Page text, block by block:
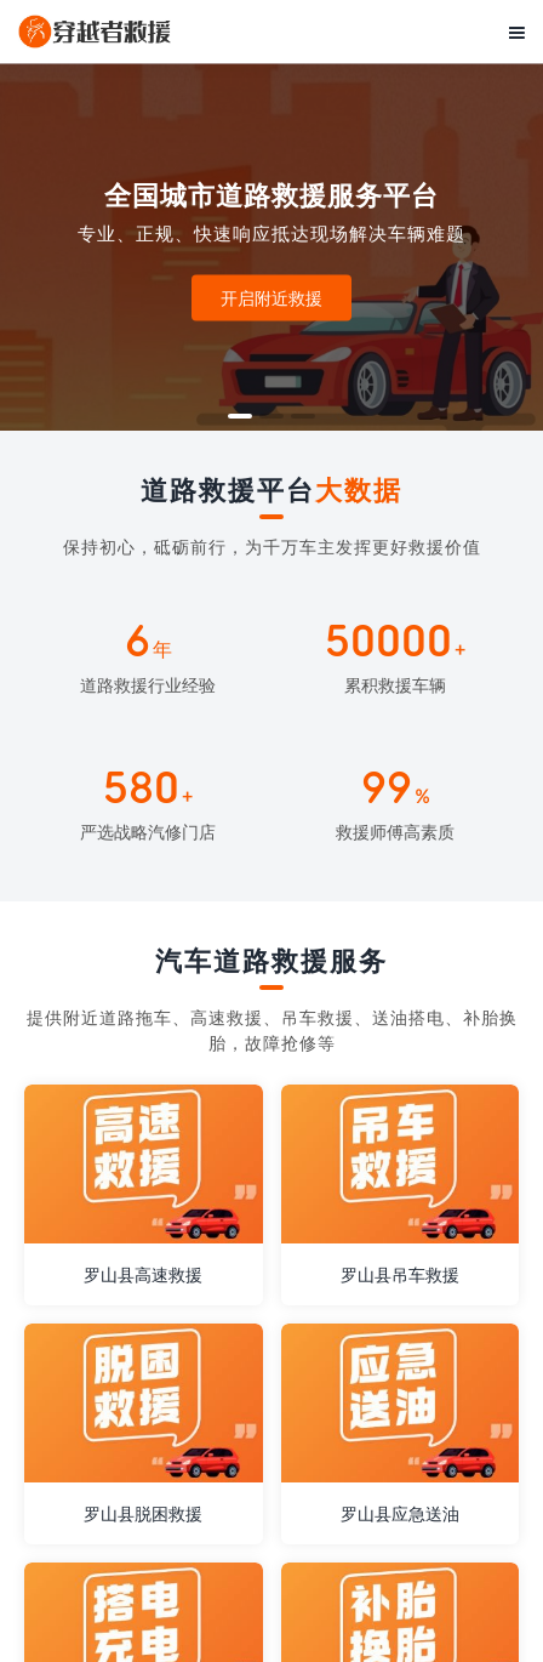

全国城市道路救援服务平台
专业、正规、快速响应抵达现场解决车辆难题
开启附近救援
道路救援平台大数据
保持初心，砥砺前行，为千万车主发挥更好救援价值
6年
道路救援行业经验
50000 +
累积救援车辆
580 +
严选战略汽修门店
99 %
救援师傅高素质
汽车道路救援服务
提供附近道路拖车、高速救援、吊车救援、送油搭电、补胎换
胎，故障抢修等
罗山县高速救援 罗山县吊车救援
罗山县脱困救援 罗山县应急送油